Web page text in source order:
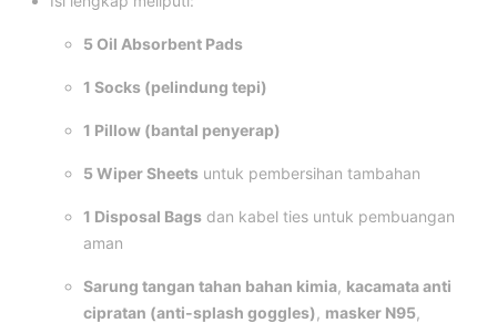
5 Oil Absorbent Pads
1 Socks (pelindung tepi)
1 Pillow (bantal penyerap)
5 Wiper Sheets untuk pembersihan tambahan
1 Disposal Bags dan kabel ties untuk pembuangan
aman
Sarung tangan tahan bahan kimia, kacamata anti
cipratan (anti-splash goggles), masker N95,